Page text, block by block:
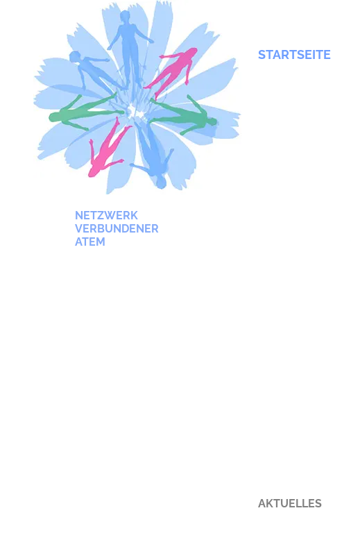
NETZWERK
VERBUNDENER
ATEM
STARTSEITE
AKTUELLES